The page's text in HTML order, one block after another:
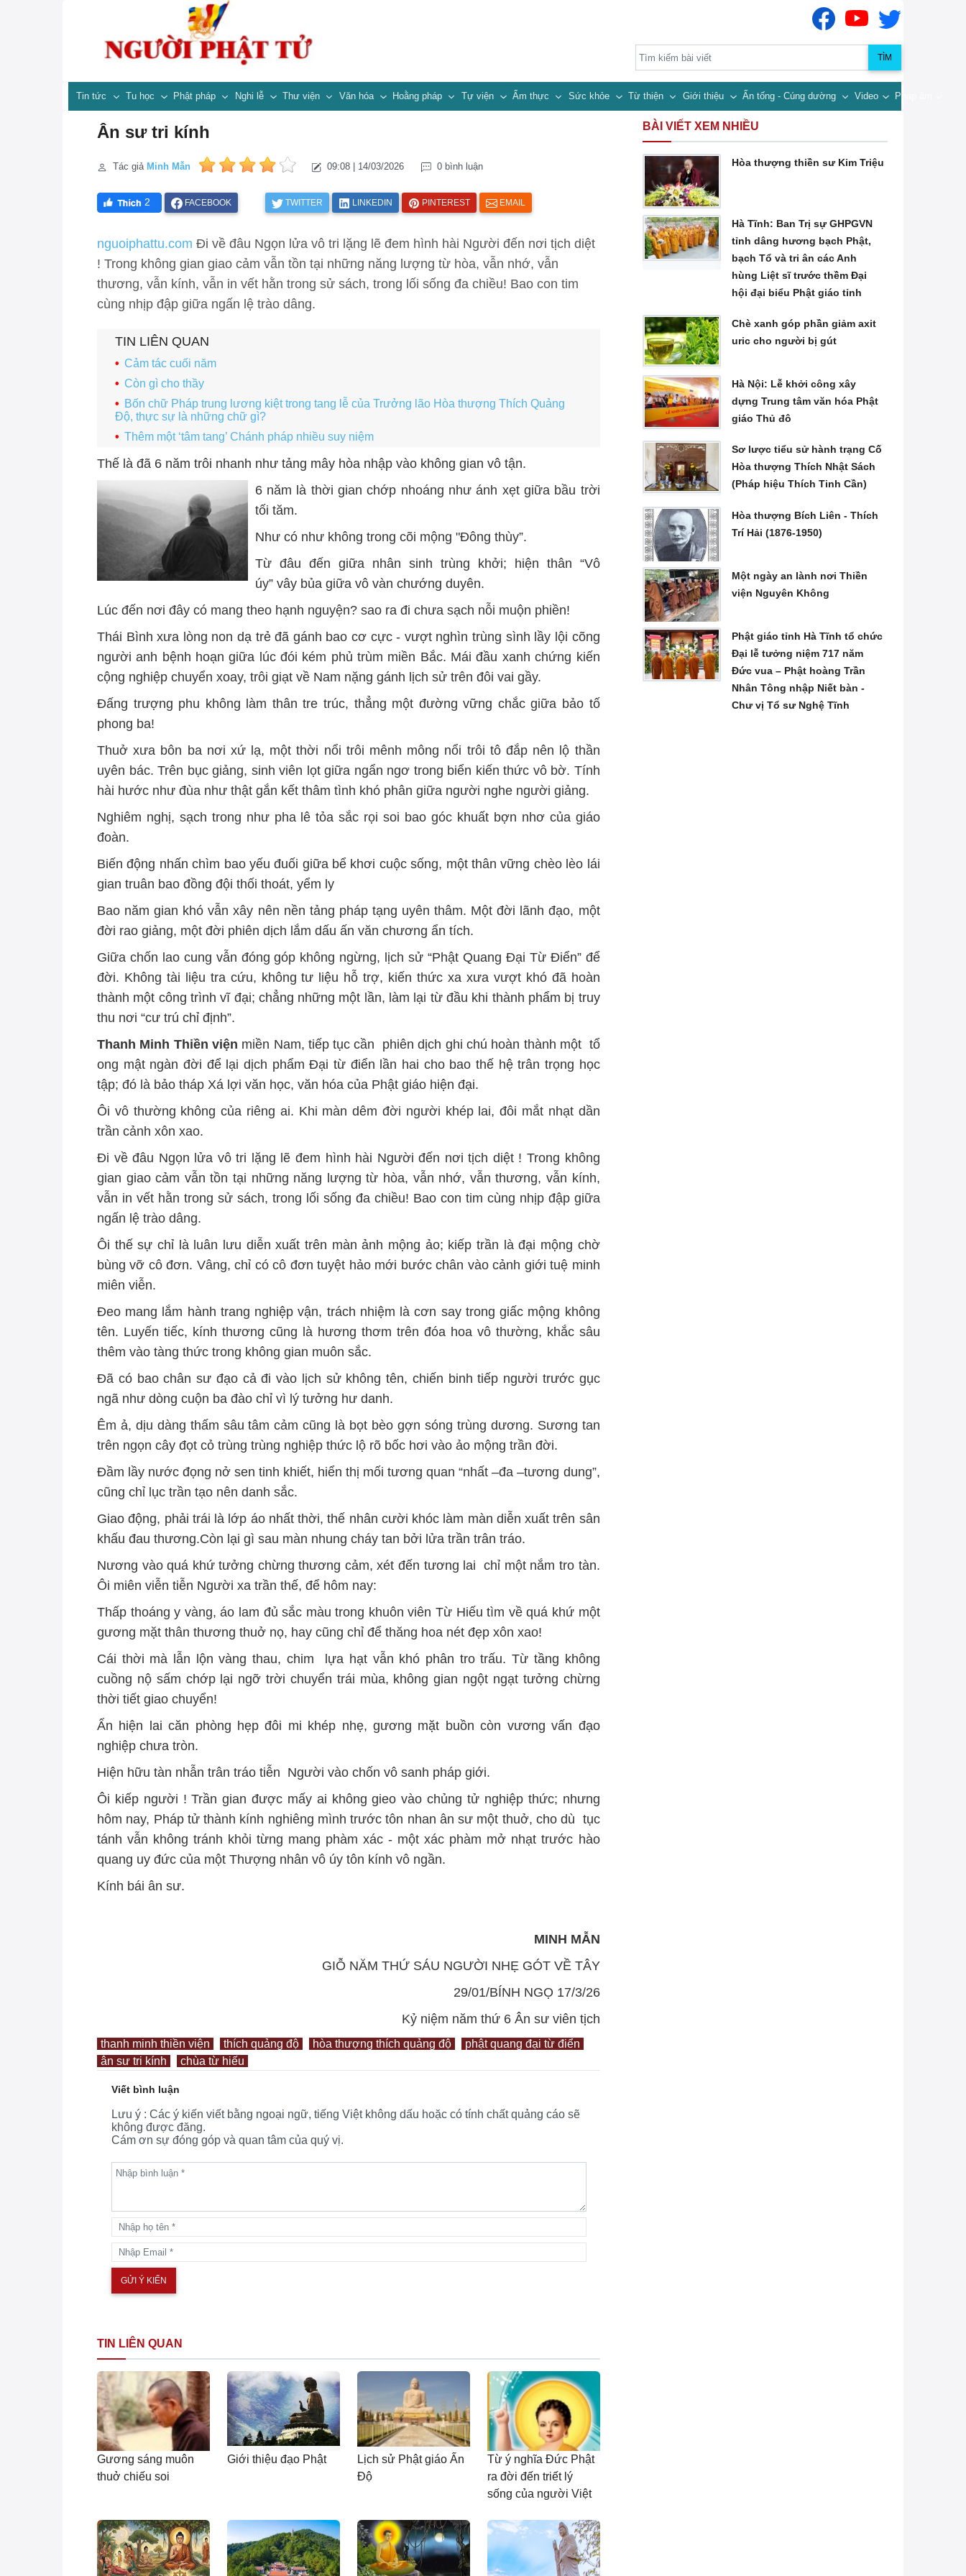
TÌM
Tin tức Tu học Phật pháp Nghi lễ Thư viện Văn hóa Hoằng pháp Tự viện Ẩm thực Sức khỏe Từ thiện Giới thiệu Ấn tống - Cúng dường Video Pháp âm
Ân sư tri kính
Tác giả Minh Mẫn 09:08 | 14/03/2026 0 bình luận
2 FACEBOOK TWITTER LINKEDIN PINTEREST EMAIL
nguoiphattu.com Đi về đâu Ngọn lửa vô tri lặng lẽ đem hình hài Người đến nơi tịch diệt
! Trong không gian giao cảm vẫn tồn tại những năng lượng từ hòa, vẫn nhớ, vẫn
thương, vẫn kính, vẫn in vết hằn trong sử sách, trong lối sống đa chiều! Bao con tim
cùng nhịp đập giữa ngấn lệ trào dâng.
TIN LIÊN QUAN
Cảm tác cuối năm
Còn gì cho thầy
Bốn chữ Pháp trung lương kiệt trong tang lễ của Trưởng lão Hòa thượng Thích Quảng
Độ, thực sự là những chữ gì?
Thêm một ‘tâm tang’ Chánh pháp nhiều suy niệm
Thế là đã 6 năm trôi nhanh như tảng mây hòa nhập vào không gian vô tận.
6 năm là thời gian chớp nhoáng như ánh xẹt giữa bầu trời
tối tăm.
Như có như không trong cõi mộng "Đông thùy”.
Từ đâu đến giữa nhân sinh trùng khởi; hiện thân “Vô
úy” vây bủa giữa vô vàn chướng duyên.
Lúc đến nơi đây có mang theo hạnh nguyện? sao ra đi chưa sạch nỗi muộn phiền!
Thái Bình xưa lòng non dạ trẻ đã gánh bao cơ cực - vượt nghìn trùng sình lầy lội cõng
người anh bệnh hoạn giữa lúc đói kém phủ trùm miền Bắc. Mái đầu xanh chứng kiến
cộng nghiệp chuyển xoay, trôi giạt về Nam nặng gánh lịch sử trên đôi vai gầy.
Đấng trượng phu không làm thân tre trúc, thẳng một đường vững chắc giữa bảo tố
phong ba!
Thuở xưa bôn ba nơi xứ lạ, một thời nổi trôi mênh mông nổi trôi tô đắp nên lộ thần
uyên bác. Trên bục giảng, sinh viên lọt giữa ngẩn ngơ trong biển kiến thức vô bờ. Tính
hài hước như đùa như thật gắn kết thâm tình khó phân giữa người nghe người giảng.
Nghiêm nghị, sạch trong như pha lê tỏa sắc rọi soi bao góc khuất bợn nhơ của giáo
đoàn.
Biến động nhấn chìm bao yếu đuối giữa bể khơi cuộc sống, một thân vững chèo lèo lái
gian truân bao đồng đội thối thoát, yểm ly
Bao năm gian khó vẫn xây nên nền tảng pháp tạng uyên thâm. Một đời lãnh đạo, một
đời rao giảng, một đời phiên dịch lắm dấu ấn văn chương ẩn tích.
Giữa chốn lao cung vẫn đóng góp không ngừng, lịch sử “Phật Quang Đại Từ Điển” để
đời. Không tài liệu tra cứu, không tư liệu hỗ trợ, kiến thức xa xưa vượt khó đã hoàn
thành một công trình vĩ đại; chẳng những một lần, làm lại từ đầu khi thành phẩm bị truy
thu nơi “cư trú chỉ định”.
Thanh Minh Thiền viện miền Nam, tiếp tục cần phiên dịch ghi chú hoàn thành một tổ
ong mật ngàn đời để lại dịch phẩm Đại từ điển lần hai cho bao thế hệ trân trọng học
tập; đó là bảo tháp Xá lợi văn học, văn hóa của Phật giáo hiện đại.
Ôi vô thường không của riêng ai. Khi màn dêm đời người khép lai, đôi mắt nhạt dần
trần cảnh xôn xao.
Đi về đâu Ngọn lửa vô tri lặng lẽ đem hình hài Người đến nơi tịch diệt ! Trong không
gian giao cảm vẫn tồn tại những năng lượng từ hòa, vẫn nhớ, vẫn thương, vẫn kính,
vẫn in vết hằn trong sử sách, trong lối sống đa chiều! Bao con tim cùng nhịp đập giữa
ngấn lệ trào dâng.
Ôi thế sự chỉ là luân lưu diễn xuất trên màn ảnh mộng ảo; kiếp trần là đại mộng chờ
bùng vỡ cô đơn. Vâng, chỉ có cô đơn tuyệt hảo mới bước chân vào cảnh giới tuệ minh
miên viễn.
Đeo mang lắm hành trang nghiệp vận, trách nhiệm là cơn say trong giấc mộng không
tên. Luyến tiếc, kính thương cũng là hương thơm trên đóa hoa vô thường, khắc sâu
thêm vào tàng thức trong không gian muôn sắc.
Đã có bao chân sư đạo cả đi vào lịch sử không tên, chiến binh tiếp người trước gục
ngã như dòng cuộn ba đào chỉ vì lý tưởng hư danh.
Êm ả, dịu dàng thấm sâu tâm cảm cũng là bọt bèo gợn sóng trùng dương. Sương tan
trên ngọn cây đọt cỏ trùng trùng nghiệp thức lộ rõ bốc hơi vào ảo mộng trần đời.
Đầm lầy nước đọng nở sen tinh khiết, hiển thị mối tương quan “nhất –đa –tương dung”,
cũng chỉ lục trần tạo nên danh sắc.
Giao động, phải trái là lớp áo nhất thời, thế nhân cười khóc làm màn diễn xuất trên sân
khấu đau thương.Còn lại gì sau màn nhung cháy tan bởi lửa trần trân tráo.
Nương vào quá khứ tưởng chừng thương cảm, xét đến tương lai chỉ một nắm tro tàn.
Ôi miên viễn tiễn Người xa trần thế, để hôm nay:
Thấp thoáng y vàng, áo lam đủ sắc màu trong khuôn viên Từ Hiếu tìm về quá khứ một
gương mặt thân thương thuở nọ, hay cũng chỉ để thăng hoa nét đẹp xôn xao!
Cái thời mà lẫn lộn vàng thau, chim lựa hạt vẫn khó phân tro trấu. Từ tầng không
cuồng nộ sấm chớp lại ngỡ trời chuyển trái mùa, không gian ngột ngạt tưởng chừng
thời tiết giao chuyển!
Ẩn hiện lai căn phòng hẹp đôi mi khép nhẹ, gương mặt buồn còn vương vấn đạo
nghiệp chưa tròn.
Hiện hữu tàn nhẫn trân tráo tiễn Người vào chốn vô sanh pháp giới.
Ôi kiếp người ! Trần gian được mấy ai không gieo vào chủng tử nghiệp thức; nhưng
hôm nay, Pháp tử thành kính nghiêng mình trước tôn nhan ân sư một thuở, cho dù tục
tánh vẫn không tránh khỏi từng mang phàm xác - một xác phàm mở nhạt trước hào
quang uy đức của một Thượng nhân vô úy tôn kính vô ngần.
Kính bái ân sư.
MINH MẪN
GIỖ NĂM THỨ SÁU NGƯỜI NHẸ GÓT VỀ TÂY
29/01/BÍNH NGỌ 17/3/26
Kỷ niệm năm thứ 6 Ân sư viên tịch
thanh minh thiền viện thích quảng độ hòa thượng thích quảng độ
phật quang đại từ điển
ân sư tri kính
chùa từ hiếu
Viết bình luận
Lưu ý : Các ý kiến viết bằng ngoại ngữ, tiếng Việt không dấu hoặc có tính chất quảng cáo sẽ
không được đăng.
Cám ơn sự đóng góp và quan tâm của quý vị.
TIN LIÊN QUAN
Gương sáng muôn
thuở chiếu soi
Giới thiệu đạo Phật
Lịch sử Phật giáo Ấn
Độ
Từ ý nghĩa Đức Phật
ra đời đến triết lý
sống của người Việt
BÀI VIẾT XEM NHIỀU
Hòa thượng thiền sư Kim Triệu
Hà Tĩnh: Ban Trị sự GHPGVN
tỉnh dâng hương bạch Phật,
bạch Tổ và tri ân các Anh
hùng Liệt sĩ trước thềm Đại
hội đại biểu Phật giáo tỉnh
Chè xanh góp phần giảm axit
uric cho người bị gút
Hà Nội: Lễ khởi công xây
dựng Trung tâm văn hóa Phật
giáo Thủ đô
Sơ lược tiểu sử hành trạng Cố
Hòa thượng Thích Nhật Sách
(Pháp hiệu Thích Tinh Cần)
Hòa thượng Bích Liên - Thích
Trí Hải (1876-1950)
Một ngày an lành nơi Thiền
viện Nguyên Không
Phật giáo tỉnh Hà Tĩnh tổ chức
Đại lễ tưởng niệm 717 năm
Đức vua – Phật hoàng Trần
Nhân Tông nhập Niết bàn -
Chư vị Tổ sư Nghệ Tĩnh